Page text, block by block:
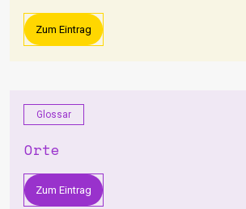
Zum Eintrag
Glossar
Orte
Zum Eintrag